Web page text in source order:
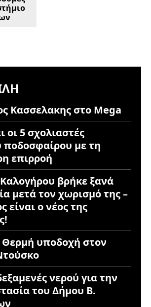
Κασσελακης στο Mega
οι 5 σχολιαστές
ποδοσφαίρου με τη
επιρροή
βρήκε ξανά
μετά τον χωρισμό της –
είναι ο νέος της
Θερμή υποδοχή στον
νερού για την
του Δήμου Β.